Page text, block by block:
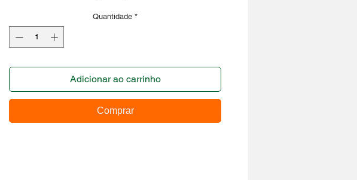
Quantidade *
Adicionar ao carrinho
Comprar